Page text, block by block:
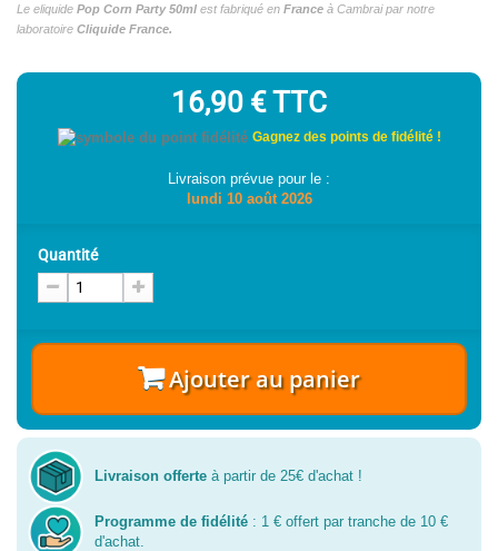
Le eliquide Pop Corn Party 50ml est fabriqué en France à Cambrai par notre
laboratoire Cliquide France.
16,90 €TTC
Gagnez des points de fidélité !
Livraison prévue pour le :
lundi 10 août 2026
Quantité
Ajouter au panier
Livraison offerte à partir de 25€ d'achat !
Programme de fidélité : 1 € offert par tranche de 10 €
d'achat.